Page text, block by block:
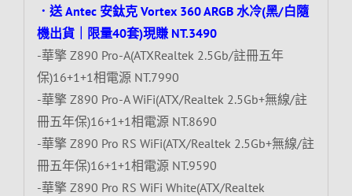
．送 Antec 安鈦克 Vortex 360 ARGB 水冷(黑/白隨
機出貨｜限量40套)現賺 NT.3490
-華擎 Z890 Pro-A(ATXRealtek 2.5Gb/註冊五年
保)16+1+1相電源 NT.7990
-華擎 Z890 Pro-A WiFi(ATX/Realtek 2.5Gb+無線/註
冊五年保)16+1+1相電源 NT.8690
-華擎 Z890 Pro RS WiFi(ATX/Realtek 2.5Gb+無線/註
冊五年保)16+1+1相電源 NT.9590
-華擎 Z890 Pro RS WiFi White(ATX/Realtek